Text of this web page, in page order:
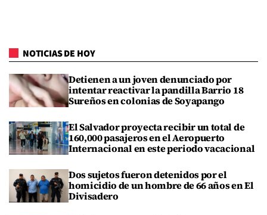
NOTICIAS DE HOY
Detienen a un joven denunciado por
intentar reactivar la pandilla Barrio 18
Sureños en colonias de Soyapango
El Salvador proyecta recibir un total de
160,000 pasajeros en el Aeropuerto
Internacional en este periodo vacacional
Dos sujetos fueron detenidos por el
homicidio de un hombre de 66 años en El
Divisadero